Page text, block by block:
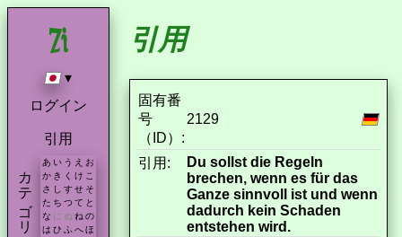
▾
ログイン
引用
カテゴリ あ い う え お
か き く け こ
さ し す せ そ
た ち つ て と
な に ぬ ね の
は ひ ふ へ ほ
引用
固有番
号
（ID）:
2129
引用:
Du sollst die Regeln
brechen, wenn es für das
Ganze sinnvoll ist und wenn
dadurch kein Schaden
entstehen wird.